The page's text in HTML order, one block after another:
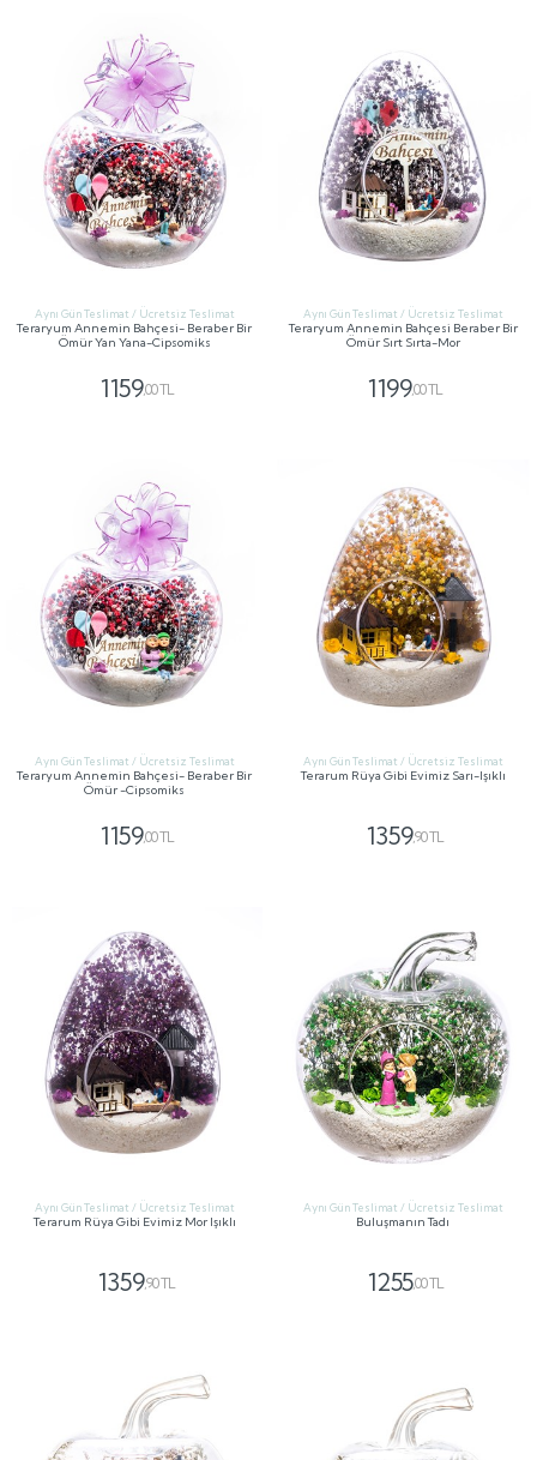
Aynı Gün Teslimat / Ücretsiz Teslimat
Teraryum Annemin Bahçesi- Beraber Bir
Ömür Yan Yana-Cipsomiks
1159,00 TL
Aynı Gün Teslimat / Ücretsiz Teslimat
Teraryum Annemin Bahçesi Beraber Bir
Ömür Sırt Sırta-Mor
1199,00 TL
Aynı Gün Teslimat / Ücretsiz Teslimat
Teraryum Annemin Bahçesi- Beraber Bir
Ömür -Cipsomiks
1159,00 TL
Aynı Gün Teslimat / Ücretsiz Teslimat
Terarum Rüya Gibi Evimiz Sarı-Işıklı
1359,90 TL
Aynı Gün Teslimat / Ücretsiz Teslimat
Terarum Rüya Gibi Evimiz Mor Işıklı
1359,90 TL
Aynı Gün Teslimat / Ücretsiz Teslimat
Buluşmanın Tadı
1255,00 TL